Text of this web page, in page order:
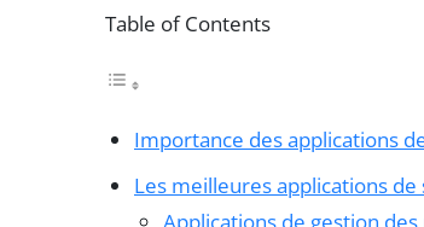
Table of Contents
Importance des applications
Les meilleures applications